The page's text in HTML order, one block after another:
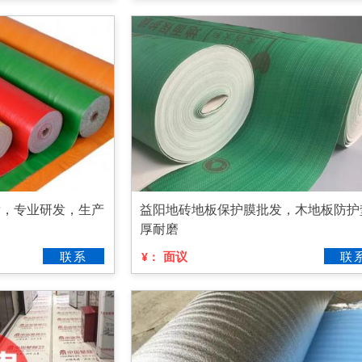
专业研发，生产
联系
益阳地砖地板保护膜批发，木地板防
厚耐磨
¥： 面议 联